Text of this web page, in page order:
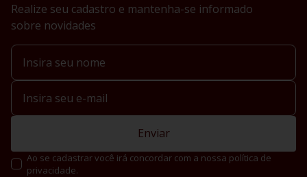
Realize seu cadastro e mantenha-se informado
sobre novidades
Enviar
Ao se cadastrar você irá concordar com a nossa política de
privacidade.